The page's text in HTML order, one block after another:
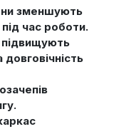
зменшують
час роботи.
підвищують